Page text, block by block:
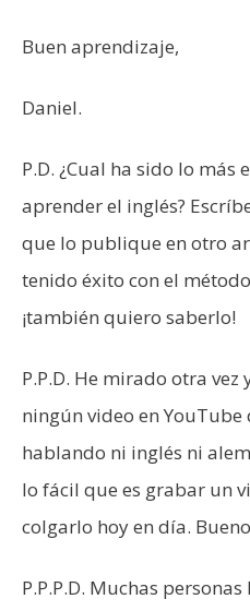
Buen aprendizaje,
Daniel.
P.D. ¿Cual ha sido lo
aprender el inglés?
que lo publique en otro
tenido éxito con el
¡también quiero saberlo!
P.P.D. He mirado otra
ningún video en YouTube
hablando ni inglés ni
lo fácil que es grabar un
colgarlo hoy en día.
P.P.P.D. Muchas